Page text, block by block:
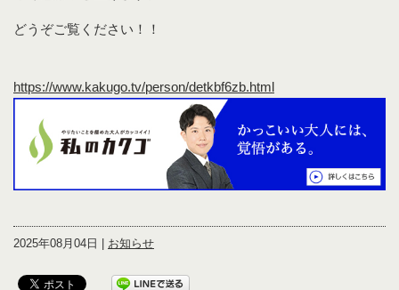
どうぞご覧ください！！
https://www.kakugo.tv/person/detkbf6zb.html
2025年08月04日 | お知らせ